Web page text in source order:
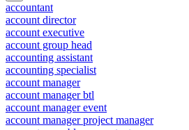
accountant
account director
account executive
account group head
accounting assistant
accounting specialist
account manager
account manager btl
account manager event
account manager project manager